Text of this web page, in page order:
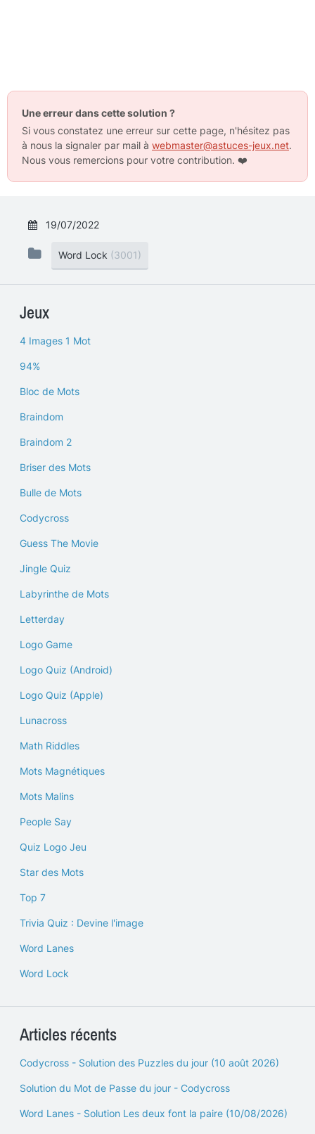
Une erreur dans cette solution ?
Si vous constatez une erreur sur cette page, n'hésitez pas
à nous la signaler par mail à webmaster@astuces-jeux.net.
Nous vous remercions pour votre contribution. ❤️
19/07/2022
Word Lock (3001)
Jeux
4 Images 1 Mot
94%
Bloc de Mots
Braindom
Braindom 2
Briser des Mots
Bulle de Mots
Codycross
Guess The Movie
Jingle Quiz
Labyrinthe de Mots
Letterday
Logo Game
Logo Quiz (Android)
Logo Quiz (Apple)
Lunacross
Math Riddles
Mots Magnétiques
Mots Malins
People Say
Quiz Logo Jeu
Star des Mots
Top 7
Trivia Quiz : Devine l'image
Word Lanes
Word Lock
Articles récents
Codycross - Solution des Puzzles du jour (10 août 2026)
Solution du Mot de Passe du jour - Codycross
Word Lanes - Solution Les deux font la paire (10/08/2026)